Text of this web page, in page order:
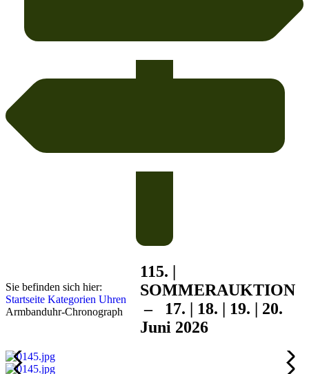
Sie befinden sich hier:
Startseite Kategorien Uhren
Armbanduhr-Chronograph
115. |
SOMMERAUKTION
– 17. | 18. | 19. | 20.
Juni 2026